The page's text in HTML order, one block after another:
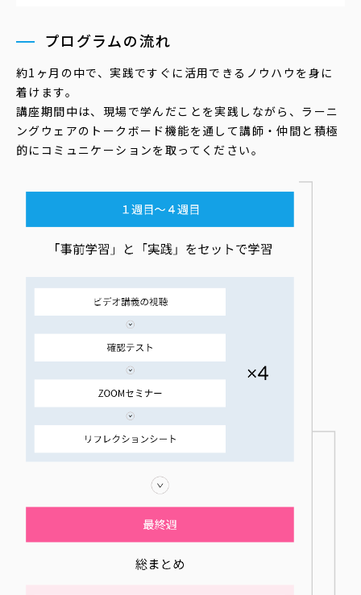
プログラムの流れ
約1ヶ月の中で、実践ですぐに活用できるノウハウを身に
着けます。
講座期間中は、現場で学んだことを実践しながら、ラーニ
ングウェアのトークボード機能を通して講師・仲間と積極
的にコミュニケーションを取ってください。